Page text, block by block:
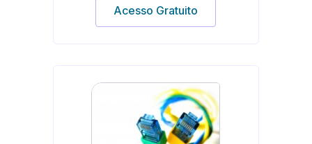
Acesso Gratuito